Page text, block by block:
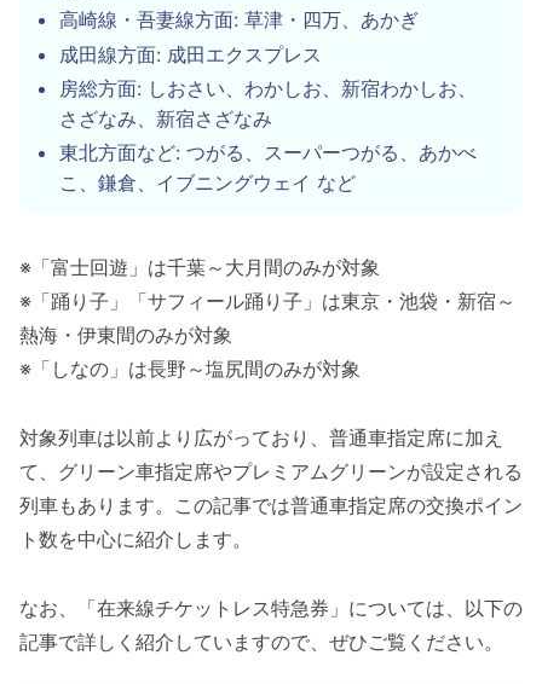
高崎線・吾妻線方面: 草津・四万、あかぎ
成田線方面: 成田エクスプレス
房総方面: しおさい、わかしお、新宿わかしお、
さざなみ、新宿さざなみ
東北方面など: つがる、スーパーつがる、あかべ
こ、鎌倉、イブニングウェイ など
※「富士回遊」は千葉～大月間のみが対象
※「踊り子」「サフィール踊り子」は東京・池袋・新宿～
熱海・伊東間のみが対象
※「しなの」は長野～塩尻間のみが対象
対象列車は以前より広がっており、普通車指定席に加え
て、グリーン車指定席やプレミアムグリーンが設定される
列車もあります。この記事では普通車指定席の交換ポイン
ト数を中心に紹介します。
なお、「在来線チケットレス特急券」については、以下の
記事で詳しく紹介していますので、ぜひご覧ください。